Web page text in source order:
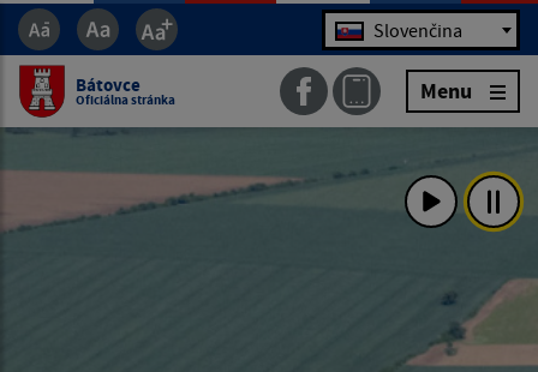
Jazyk Slovenčina
Bátovce
Oficiálna stránka Menu